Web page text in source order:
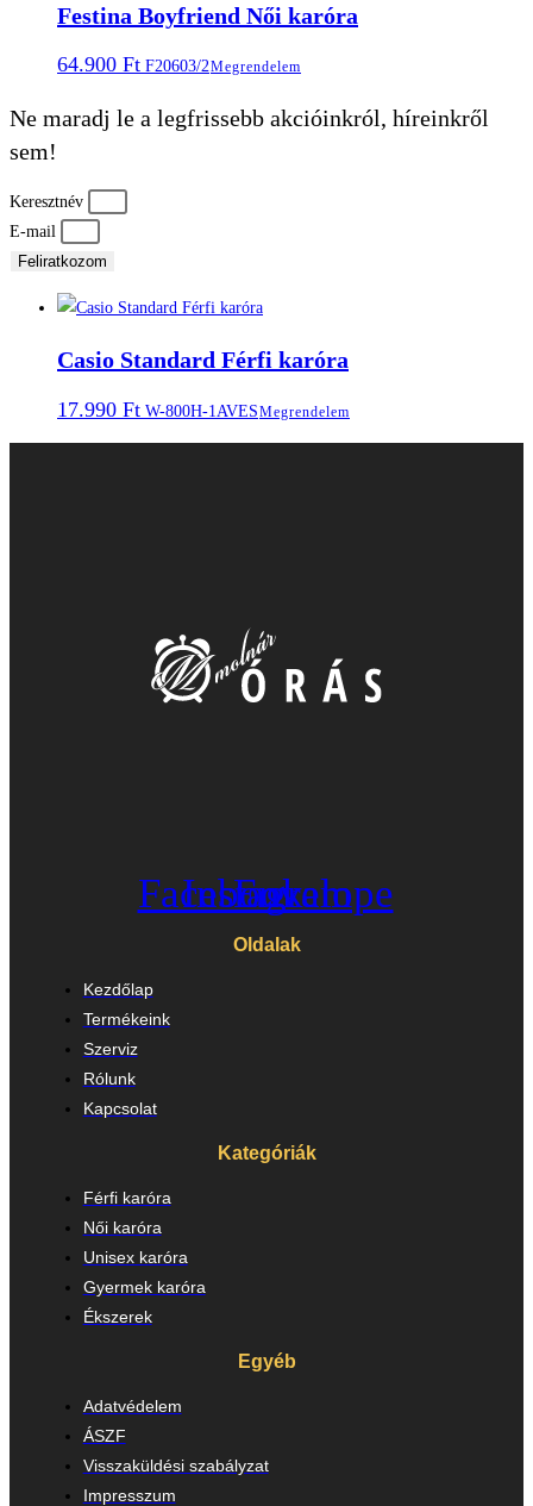
Festina Boyfriend Női karóra
64.900 Ft F20603/2Megrendelem
Ne maradj le a legfrissebb akcióinkról, híreinkről
sem!
Keresztnév
E-mail
Feliratkozom
Casio Standard Férfi karóra
17.990 Ft W-800H-1AVESMegrendelem
Facebook
Instagram
Envelope
Oldalak
Kezdőlap
Termékeink
Szerviz
Rólunk
Kapcsolat
Kategóriák
Férfi karóra
Női karóra
Unisex karóra
Gyermek karóra
Ékszerek
Egyéb
Adatvédelem
ÁSZF
Visszaküldési szabályzat
Impresszum